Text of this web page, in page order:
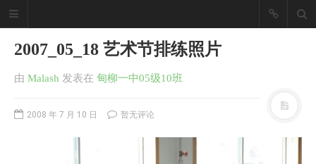
2007_05_18 艺术节排练照片
由 Malash 发表在 甸柳一中05级10班
2008 年 7 月 10 日 暂无评论